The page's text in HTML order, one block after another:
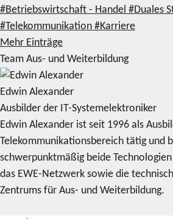
#Betriebswirtschaft - Handel #Duales
#Telekommunikation #Karriere
Mehr Einträge
Team Aus- und Weiterbildung
Edwin Alexander
Ausbilder der IT-Systemelektroniker
Edwin Alexander ist seit 1996 als
Telekommunikationsbereich tätig und
schwerpunktmäßig beide
das EWE-Netzwerk sowie die
Zentrums für Aus- und Weiterbildung.